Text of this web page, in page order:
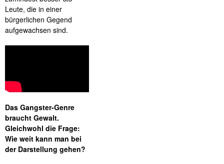
Leute, die in einer
bürgerlichen Gegend
aufgewachsen sind.
Das Gangster-Genre
braucht Gewalt.
Gleichwohl die Frage:
Wie weit kann man bei
der Darstellung gehen?